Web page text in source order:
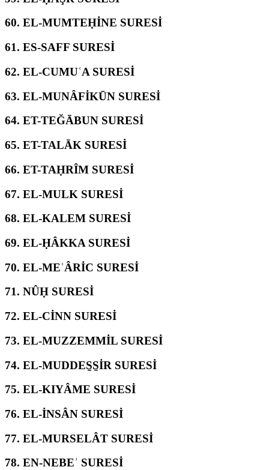
60. EL-MUMTEḤİNE SURESİ
61. ES-SAFF SURESİ
62. EL-CUMUʿA SURESİ
63. EL-MUNÂFİKŪN SURESİ
64. ET-TEĞĀBUN SURESİ
65. ET-TALĀK SURESİ
66. ET-TAḤRÎM SURESİ
67. EL-MULK SURESİ
68. EL-KALEM SURESİ
69. EL-ḤÂKKA SURESİ
70. EL-MEʿÂRİC SURESİ
71. NÛḤ SURESİ
72. EL-CİNN SURESİ
73. EL-MUZZEMMİL SURESİ
74. EL-MUDDES̱S̱İR SURESİ
75. EL-KIYÂME SURESİ
76. EL-İNSÂN SURESİ
77. EL-MURSELÂT SURESİ
78. EN-NEBEʾ SURESİ